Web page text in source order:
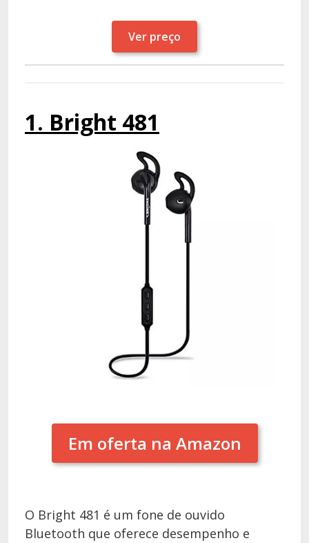
Ver preço
1. Bright 481
Em oferta na Amazon
O Bright 481 é um fone de ouvido
Bluetooth que oferece desempenho e